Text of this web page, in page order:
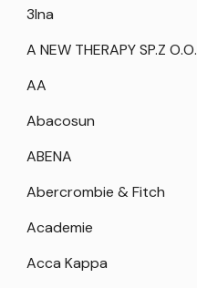
3Ina
A NEW THERAPY SP.Z O.O.
AA
Abacosun
ABENA
Abercrombie & Fitch
Academie
Acca Kappa